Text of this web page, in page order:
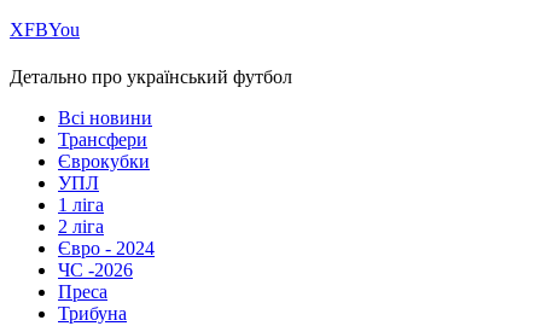
ХFBYou
Детально про український футбол
Всі новини
Трансфери
Єврокубки
УПЛ
1 ліга
2 ліга
Євро - 2024
ЧС -2026
Преса
Трибуна